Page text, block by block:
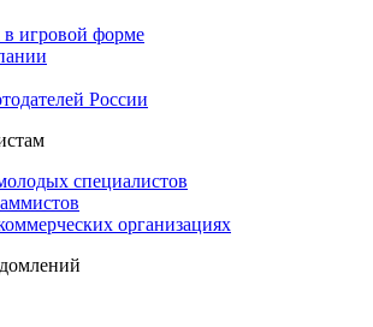
игровой форме
России
специалистов
организациях